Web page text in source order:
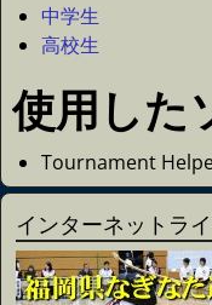
中学生
高校生
使用した
Tournament
インターネットラ